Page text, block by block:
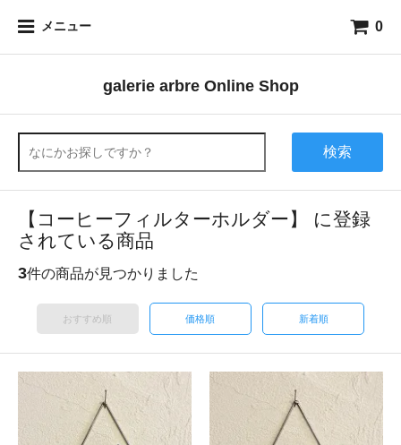
メニュー 0
galerie arbre Online Shop
検索
【コーヒーフィルターホルダー】 に登録
されている商品
3件の商品が見つかりました
おすすめ順 価格順 新着順